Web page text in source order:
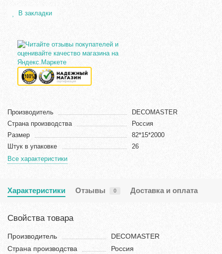
В закладки
Производитель
DECOMASTER
Страна производства
Россия
Размер
82*15*2000
Штук в упаковке
26
Все характеристики
Характеристики Отзывы 0 Доставка и оплата
Свойства товара
Производитель
DECOMASTER
Страна производства
Россия